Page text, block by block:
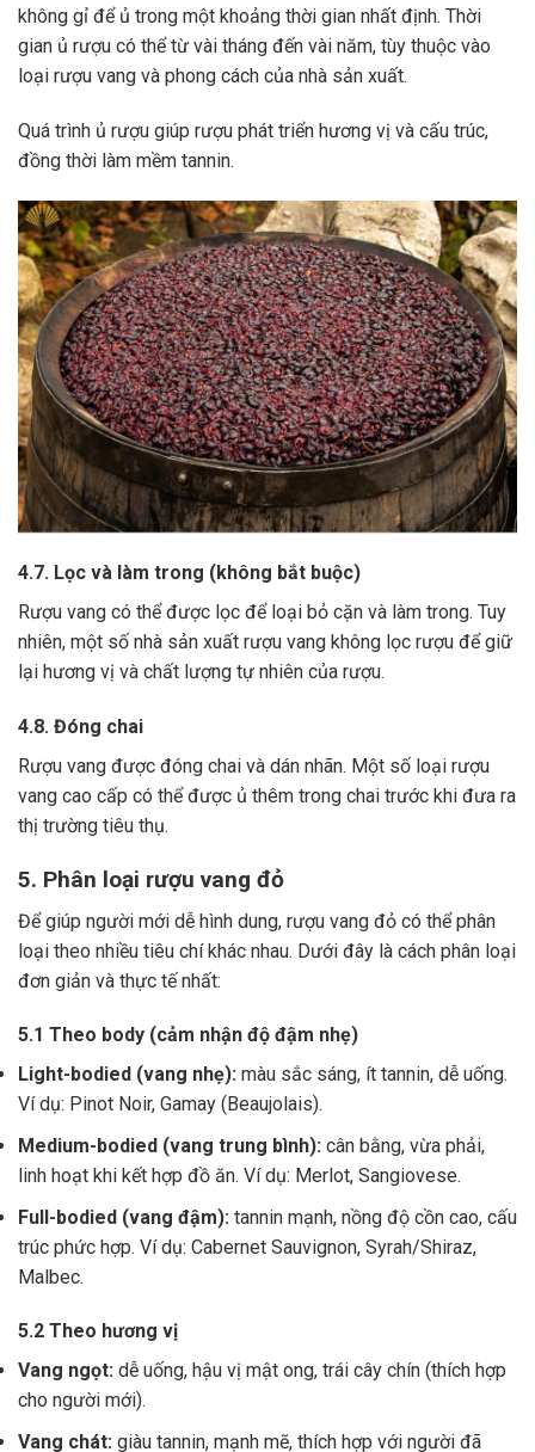
không gỉ để ủ trong một khoảng thời gian nhất định. Thời
gian ủ rượu có thể từ vài tháng đến vài năm, tùy thuộc vào
loại rượu vang và phong cách của nhà sản xuất.
Quá trình ủ rượu giúp rượu phát triển hương vị và cấu trúc,
đồng thời làm mềm tannin.
4.7. Lọc và làm trong (không bắt buộc)
Rượu vang có thể được lọc để loại bỏ cặn và làm trong. Tuy
nhiên, một số nhà sản xuất rượu vang không lọc rượu để giữ
lại hương vị và chất lượng tự nhiên của rượu.
4.8. Đóng chai
Rượu vang được đóng chai và dán nhãn. Một số loại rượu
vang cao cấp có thể được ủ thêm trong chai trước khi đưa ra
thị trường tiêu thụ.
5. Phân loại rượu vang đỏ
Để giúp người mới dễ hình dung, rượu vang đỏ có thể phân
loại theo nhiều tiêu chí khác nhau. Dưới đây là cách phân loại
đơn giản và thực tế nhất:
5.1 Theo body (cảm nhận độ đậm nhẹ)
Light-bodied (vang nhẹ): màu sắc sáng, ít tannin, dễ uống.
Ví dụ: Pinot Noir, Gamay (Beaujolais).
Medium-bodied (vang trung bình): cân bằng, vừa phải,
linh hoạt khi kết hợp đồ ăn. Ví dụ: Merlot, Sangiovese.
Full-bodied (vang đậm): tannin mạnh, nồng độ cồn cao, cấu
trúc phức hợp. Ví dụ: Cabernet Sauvignon, Syrah/Shiraz,
Malbec.
5.2 Theo hương vị
Vang ngọt: dễ uống, hậu vị mật ong, trái cây chín (thích hợp
cho người mới).
Vang chát: giàu tannin, mạnh mẽ, thích hợp với người đã